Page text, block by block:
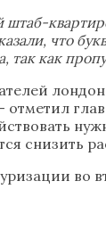
штаб-
что
так как
снизить
во